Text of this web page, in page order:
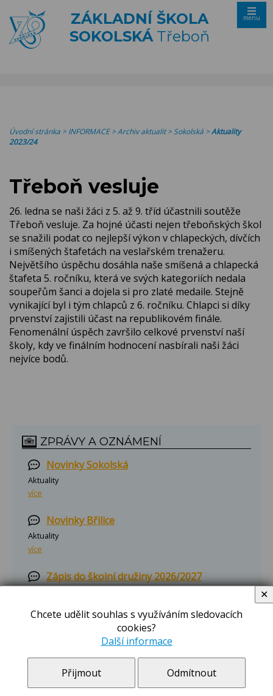
ZÁKLADNÍ ŠKOLA
SOKOLSKÁTřeboň
menu
Úvodní stránka >INFORMACE>Archiv aktualit>Sokolská >Aktuality
2023/24
Třeboň vesluje
26. ledna se naši žáci z 5. až 9. tříd účastnili soutěže
Třeboň vesluje. Za hojné účasti nejen třeboňských škol
se snažili podat co nejlepší výkon v chlapeckých, dívčích
i smíšených štafetách na veslařském trenažeru.
Největšího úspěchu dosáhla naše smíšená a chlapecká
štafeta 5. ročníku, která ve svých kategoriích nedala
soupeřům šanci a dojela si pro zlaté medaile. Stejně
vynikající byl i tým chlapců z 6. ročníku. Chlapci si díky
prvenství zajistili účast na republikovém finále.
Fenomenální úspěch završilo celkové prvenství naší
školy, kdy ve finálním hodnocení nasbírali naši žáci
nejvíce bodů.
ZPRÁVY A OZNÁMENÍ
Novinky Sokolská
Aktuality
více
Novinky Břilice
Aktuality
více
Zápis do školní družiny 2026/2027
27.8.-28.8.2026 a 31.8.2026 v době 8:00-15:00
hodin v I. odd. školní družiny, přízemí školy.
Zápisový lístek najdete po rozkliknutí.
více
Letní hrátky 2026
Chcete udělit souhlas s využíváním sledovacích
cookies?
Další informace
Přijmout Odmítnout
✕